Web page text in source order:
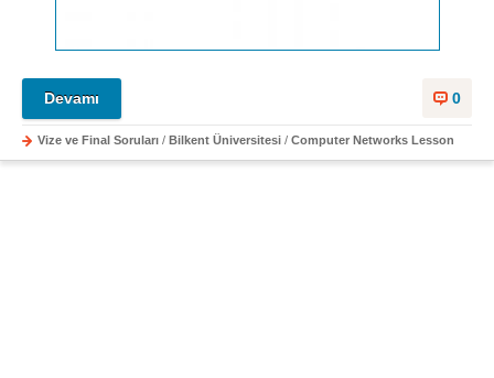
0
Devamı
Vize ve Final Soruları / Bilkent Üniversitesi / Computer Networks Lesson